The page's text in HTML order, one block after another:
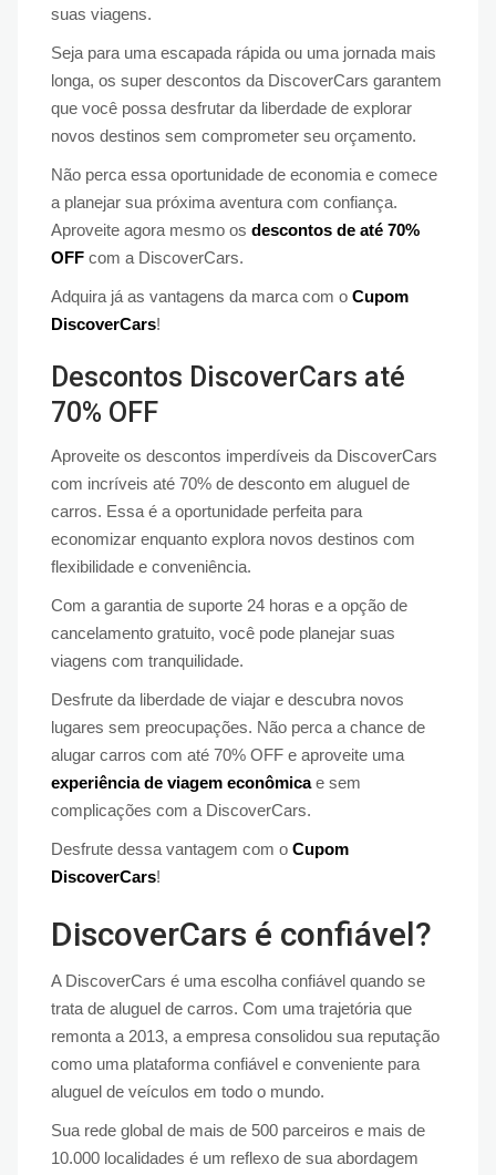
suas viagens.
Seja para uma escapada rápida ou uma jornada mais
longa, os super descontos da DiscoverCars garantem
que você possa desfrutar da liberdade de explorar
novos destinos sem comprometer seu orçamento.
Não perca essa oportunidade de economia e comece
a planejar sua próxima aventura com confiança.
Aproveite agora mesmo os descontos de até 70%
OFF com a DiscoverCars.
Adquira já as vantagens da marca com o Cupom
DiscoverCars!
Descontos DiscoverCars até
70% OFF
Aproveite os descontos imperdíveis da DiscoverCars
com incríveis até 70% de desconto em aluguel de
carros. Essa é a oportunidade perfeita para
economizar enquanto explora novos destinos com
flexibilidade e conveniência.
Com a garantia de suporte 24 horas e a opção de
cancelamento gratuito, você pode planejar suas
viagens com tranquilidade.
Desfrute da liberdade de viajar e descubra novos
lugares sem preocupações. Não perca a chance de
alugar carros com até 70% OFF e aproveite uma
experiência de viagem econômicae sem
complicações com a DiscoverCars.
Desfrute dessa vantagem com o Cupom
DiscoverCars!
DiscoverCars é confiável?
A DiscoverCars é uma escolha confiável quando se
trata de aluguel de carros. Com uma trajetória que
remonta a 2013, a empresa consolidou sua reputação
como uma plataforma confiável e conveniente para
aluguel de veículos em todo o mundo.
Sua rede global de mais de 500 parceiros e mais de
10.000 localidades é um reflexo de sua abordagem